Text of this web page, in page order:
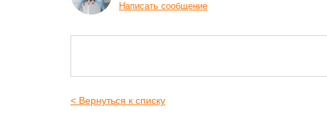
Написать сообщение
< Вернуться к списку